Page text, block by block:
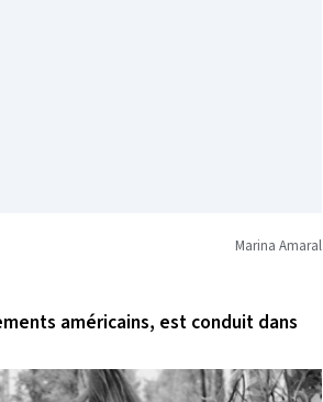
Marina Amaral
américains, est conduit dans